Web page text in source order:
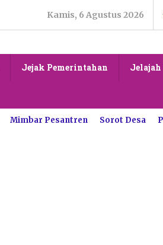
Kamis, 6 Agustus 2026
Jejak Pemerintahan
Mimbar Pesantren Sorot Desa